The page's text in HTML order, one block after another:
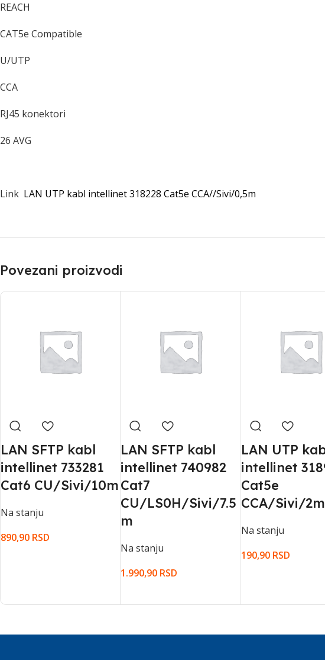
REACH
CAT5e Compatible
U/UTP
CCA
RJ45 konektori
26 AVG
Link LAN UTP kabl intellinet 318228 Cat5e CCA//Sivi/0,5m
Povezani proizvodi
LAN SFTP kabl
intellinet 733281
Cat6 CU/Sivi/10m
Na stanju
890,90 RSD
LAN SFTP kabl
intellinet 740982
Cat7
CU/LS0H/Sivi/7.5
m
Na stanju
1.990,90 RSD
LAN UTP
intellinet
Cat5e
CCA/Sivi/2m
Na stanju
190,90 RSD